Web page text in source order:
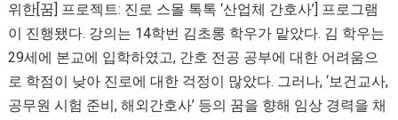
위한[꿈] 프로젝트: 진로 스몰 톡톡 ‘산업체 간호사’] 프로그램
이 진행됐다. 강의는 14학번 김초롱 학우가 맡았다. 김 학우는
29세에 본교에 입학하였고, 간호 전공 공부에 대한 어려움으
로 학점이 낮아 진로에 대한 걱정이 많았다. 그러나, ‘보건교사,
공무원 시험 준비, 해외간호사’ 등의 꿈을 향해 임상 경력을 채